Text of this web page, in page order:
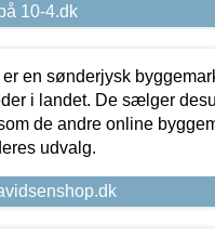
10-4.dk
en sønderjysk
i landet. De sælger
de andre online
udvalg.